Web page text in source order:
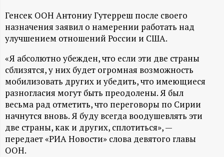
А
Н
-
и
н
ф
Генсек ООН Антониу Гутерреш после своего
назначения заявил о намерении работать над
улучшением отношений России и США.
«Я абсолютно убежден, что если эти две страны
сблизятся, у них будет огромная возможность
мобилизовать других и убедить, что имеющиеся
разногласия могут быть преодолены. Я был
весьма рад отметить, что переговоры по Сирии
начнутся вновь. Я буду всегда воодушевлять эти
две страны, как и других, сплотиться», —
передает «РИА Новости» слова девятого главы
ООН.